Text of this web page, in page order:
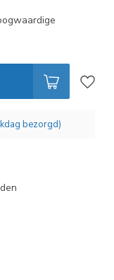
bezorgd)